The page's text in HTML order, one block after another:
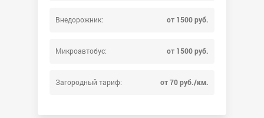
Внедорожник: от 1500 руб.
Микроавтобус: от 1500 руб.
Загородный тариф: от 70 руб./км.